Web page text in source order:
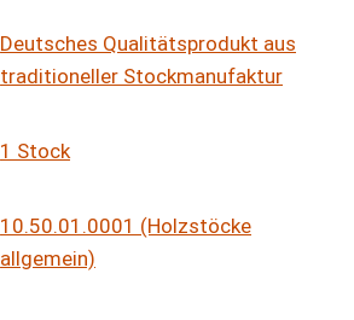
Deutsches Qualitätsprodukt aus
traditioneller Stockmanufaktur
1 Stock
10.50.01.0001 (Holzstöcke
allgemein)